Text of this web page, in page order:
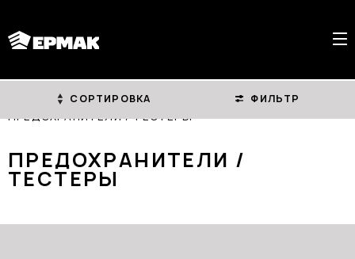
ГЛАВНАЯ КАТАЛОГ
АВТОЭЛЕКТРОНИКА
ПРЕДОХРАНИТЕЛИ / ТЕСТЕРЫ
ПРЕДОХРАНИТЕЛИ /
ТЕСТЕРЫ
СОРТИРОВКА ФИЛЬТР